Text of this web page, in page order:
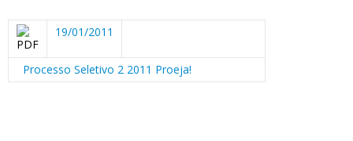
19/01/2011
Processo Seletivo 2 2011 Proeja!